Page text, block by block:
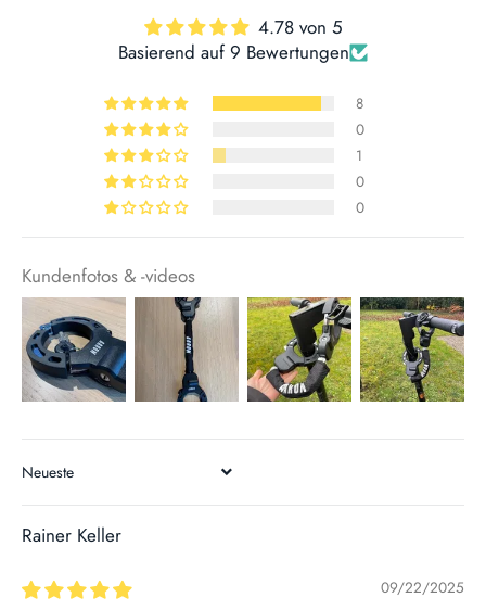
4.78 von 5
Basierend auf 9 Bewertungen
8
0
1
0
0
Kundenfotos & -videos
SORT BY
Rainer Keller
09/22/2025